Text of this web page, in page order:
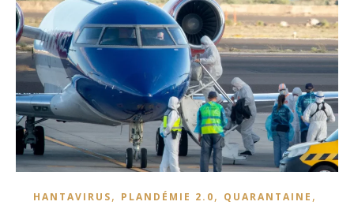
HANTAVIRUS, PLANDÉMIE 2.0, QUARANTAINE ,